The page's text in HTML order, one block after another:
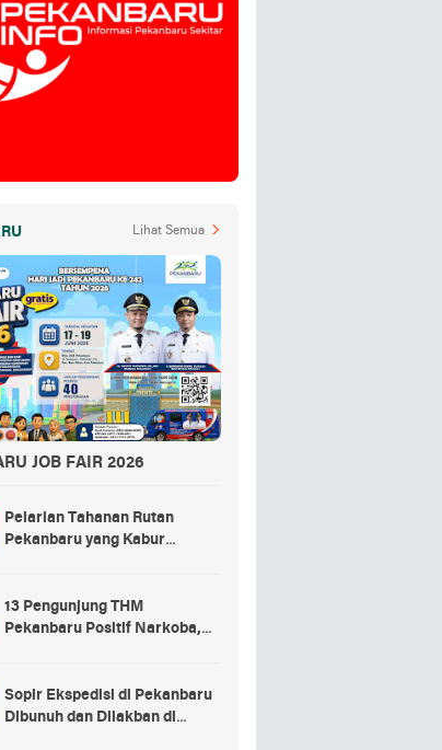
Lihat Semua
JOB FAIR 2026
Pelarian Tahanan Rutan
Pekanbaru yang Kabur
13 Pengunjung THM
Pekanbaru Positif Narkoba,
Sopir Ekspedisi di Pekanbaru
Dibunuh dan Dilakban di